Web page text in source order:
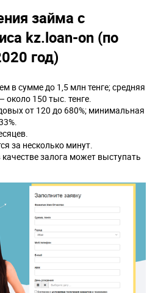
займа с
kz.loan-on (по
год)
в сумме до 1,5 млн тенге; средняя
150 тыс. тенге.
от 120 до 680%; минимальная
за несколько минут.
залога может выступать